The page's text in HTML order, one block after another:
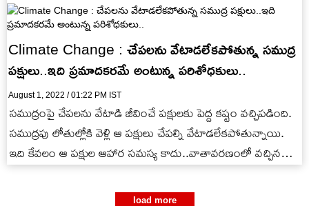
Climate Change : చేపలను వేటాడలేకపోతున్న సముద్ర
పక్షులు..ఇది ప్రమాదకరమే అంటున్న పరిశోధకులు..
August 1, 2022 / 01:22 PM IST
సముద్రంపై చేపలను వేటాడి జీవించే పక్షులకు పెద్ద కష్టం వచ్చిపడింది.
సముద్రపు లోతుల్లోకి వెళ్లి ఆ పక్షులు చేపల్ని వేటాడలేకపోతున్నాయి.
ఇది కేవలం ఆ పక్షుల ఆహార సమస్య కాదు..వాతావరణంలో వచ్చిన
load more